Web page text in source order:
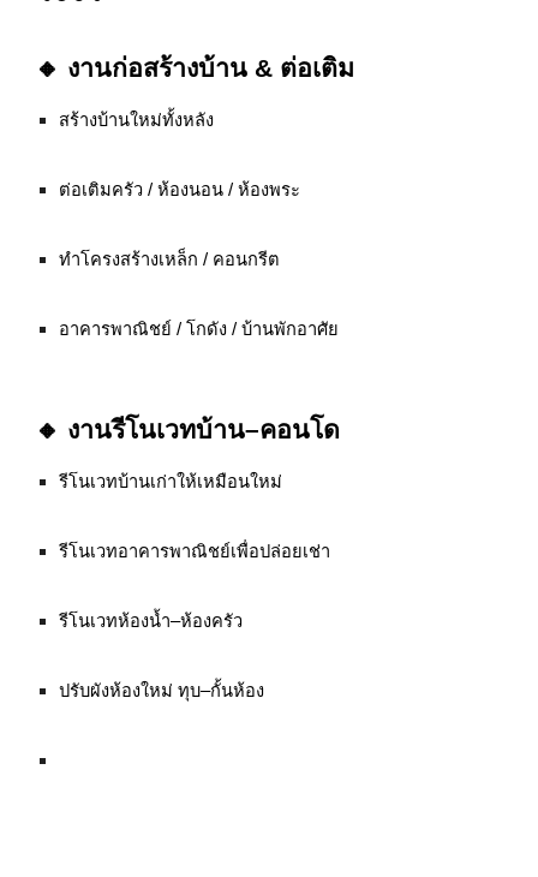
🔸 งานก่อสร้างบ้าน & ต่อเติม
สร้างบ้านใหม่ทั้งหลัง
ต่อเติมครัว / ห้องนอน / ห้องพระ
ทำโครงสร้างเหล็ก / คอนกรีต
อาคารพาณิชย์ / โกดัง / บ้านพักอาศัย
🔸 งานรีโนเวทบ้าน–คอนโด
รีโนเวทบ้านเก่าให้เหมือนใหม่
รีโนเวทอาคารพาณิชย์เพื่อปล่อยเช่า
รีโนเวทห้องน้ำ–ห้องครัว
ปรับผังห้องใหม่ ทุบ–กั้นห้อง